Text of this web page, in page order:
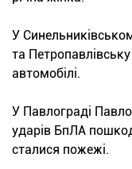
У
та
автомобілі.
У Павлограді
ударів БпЛА
сталися пожежі.